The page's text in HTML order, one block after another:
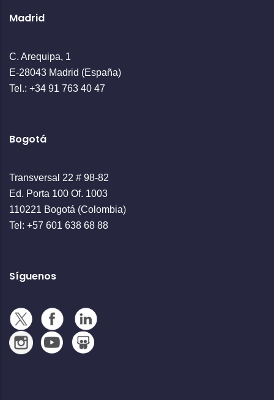
Madrid
C. Arequipa, 1
E-28043 Madrid (España)
Tel.: +34 91 763 40 47
Bogotá
Transversal 22 # 98-82
Ed. Porta 100 Of. 1003
110221 Bogotá (Colombia)
Tel: +57 601 638 68 88
Síguenos